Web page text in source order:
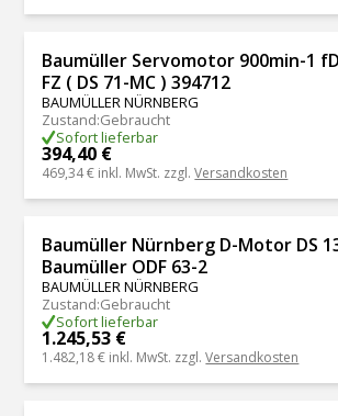
Baumüller Servomotor 900min-1
FZ ( DS 71-MC ) 394712
BAUMÜLLER NÜRNBERG
Zustand:Gebraucht
Sofort lieferbar
394,40 €
469,34 € inkl. MwSt. zzgl.Versandkosten
Baumüller Nürnberg D-Motor DS
Baumüller ODF 63-2
BAUMÜLLER NÜRNBERG
Zustand:Gebraucht
Sofort lieferbar
1.245,53 €
1.482,18 € inkl. MwSt. zzgl.Versandkosten